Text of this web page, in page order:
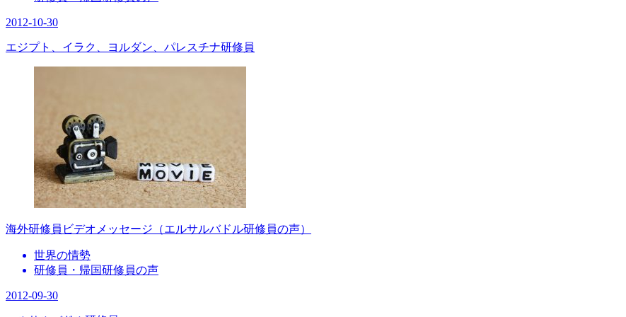
2012-10-30
エジプト、イラク、ヨルダン、パレスチナ研修員
海外研修員ビデオメッセージ（エルサルバドル研修員の声）
世界の情勢
研修員・帰国研修員の声
2012-09-30